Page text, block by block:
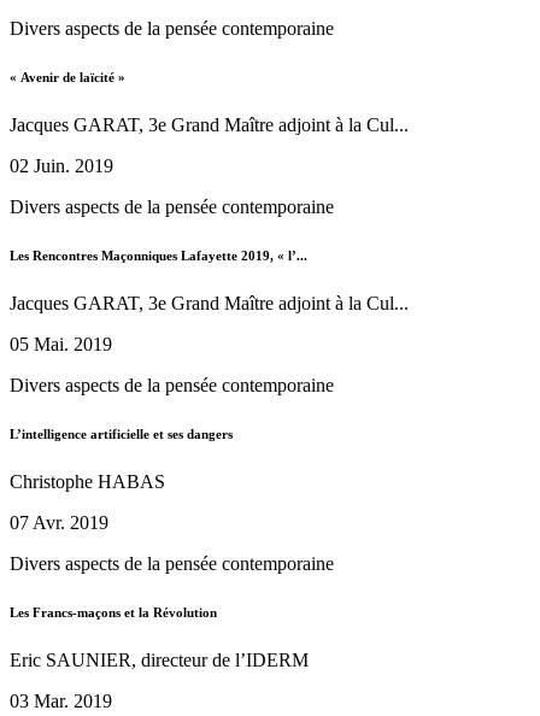
Divers aspects de la pensée contemporaine
« Avenir de laïcité »
Jacques GARAT, 3e Grand Maître adjoint à la Cul...
02 Juin. 2019
Divers aspects de la pensée contemporaine
Les Rencontres Maçonniques Lafayette 2019, « l’...
Jacques GARAT, 3e Grand Maître adjoint à la Cul...
05 Mai. 2019
Divers aspects de la pensée contemporaine
L’intelligence artificielle et ses dangers
Christophe HABAS
07 Avr. 2019
Divers aspects de la pensée contemporaine
Les Francs-maçons et la Révolution
Eric SAUNIER, directeur de l’IDERM
03 Mar. 2019